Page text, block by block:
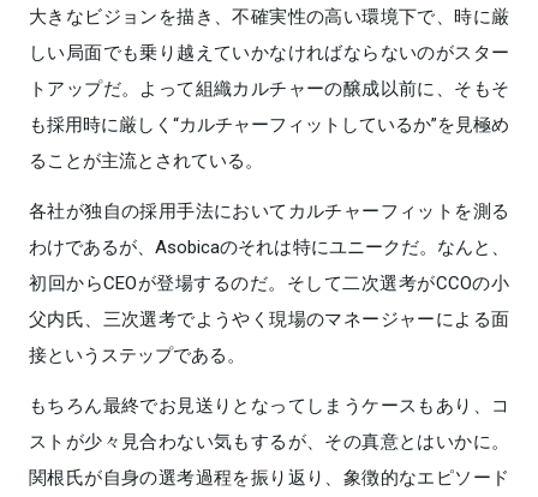
大きなビジョンを描き、不確実性の高い環境下で、時に厳
しい局面でも乗り越えていかなければならないのがスター
トアップだ。よって組織カルチャーの醸成以前に、そもそ
も採用時に厳しく“カルチャーフィットしているか”を見極め
ることが主流とされている。
各社が独自の採用手法においてカルチャーフィットを測る
わけであるが、Asobicaのそれは特にユニークだ。なんと、
初回からCEOが登場するのだ。そして二次選考がCCOの小
父内氏、三次選考でようやく現場のマネージャーによる面
接というステップである。
もちろん最終でお見送りとなってしまうケースもあり、コ
ストが少々見合わない気もするが、その真意とはいかに。
関根氏が自身の選考過程を振り返り、象徴的なエピソード